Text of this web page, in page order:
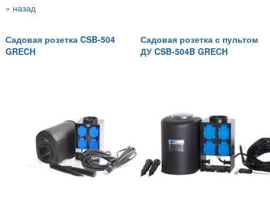
« назад
Садовая розетка CSB-504
GRECH
Садовая розетка с пультом
ДУ CSB-504B GRECH